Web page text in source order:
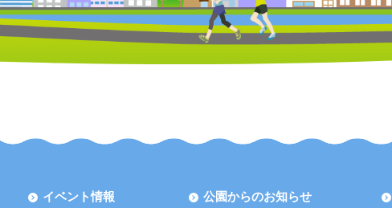
イベント情報 公園からのお知らせ